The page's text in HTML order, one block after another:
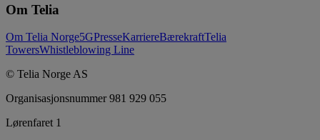
Om Telia
Om Telia Norge5GPresseKarriereBærekraftTelia
TowersWhistleblowing Line
© Telia Norge AS
Organisasjonsnummer 981 929 055
Lørenfaret 1